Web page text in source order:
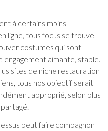
à certains moins
ligne, tous focus se trouve
costumes qui sont
engagement aimante, stable.
sites de niche restauration
tous nos objectif serait
approprié, selon plus
peut faire compagnon